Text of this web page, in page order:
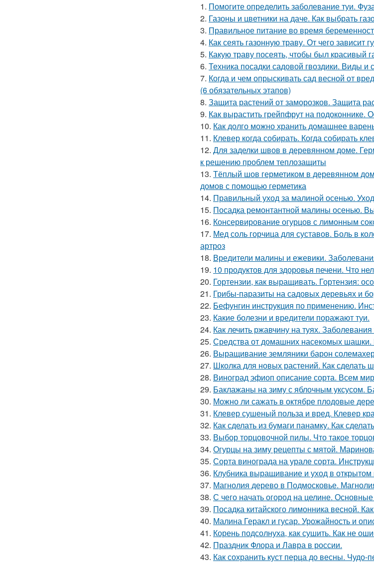
1. Помогите определить заболевание туи.
2. Газоны и цветники на даче. Как выбрать
3. Правильное питание во время
4. Как сеять газонную траву. От чего зависит
5. Какую траву посеять, чтобы был красивый
6. Техника посадки садовой гвоздики. Виды и
7. Когда и чем опрыскивать сад весной от
(6 обязательных этапов)
8. Защита растений от заморозков. Защита
9. Как вырастить грейпфрут на подоконнике.
10. Как долго можно хранить домашнее
11. Клевер когда собирать. Когда собирать
12. Для заделки швов в деревянном доме.
к решению проблем теплозащиты
13. Тёплый шов герметиком в деревянном
домов с помощью герметика
14. Правильный уход за малиной осенью.
15. Посадка ремонтантной малины осенью.
16. Консервирование огурцов с лимонным
17. Мед соль горчица для суставов. Боль в
артроз
18. Вредители малины и ежевики.
19. 10 продуктов для здоровья печени. Что
20. Гортензии, как выращивать. Гортензия:
21. Грибы-паразиты на садовых деревьях и
22. Бефунгин инструкция по применению.
23. Какие болезни и вредители поражают туи.
24. Как лечить ржавчину на туях.
25. Средства от домашних насекомых шашки.
26. Выращивание земляники барон
27. Школка для новых растений. Как сделать
28. Виноград эфиоп описание сорта. Всем
29. Баклажаны на зиму с яблочным уксусом.
30. Можно ли сажать в октябре плодовые
31. Клевер сушеный польза и вред. Клевер
32. Как сделать из бумаги панамку. Как
33. Выбор торцовочной пилы. Что такое
34. Огурцы на зиму рецепты с мятой.
35. Сорта винограда на урале сорта.
36. Клубника выращивание и уход в
37. Магнолия дерево в Подмосковье.
38. С чего начать огород на целине.
39. Посадка китайского лимонника весной.
40. Малина Геракл и гусар. Урожайность и
41. Корень подсолнуха, как сушить. Как не
42. Праздник Флора и Лавра в россии.
43. Как сохранить куст перца до весны. Чудо-